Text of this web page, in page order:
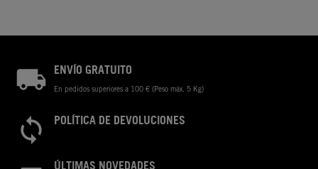
ENVÍO GRATUITO
En pedidos superiores a 100 € (Peso máx. 5 Kg)
POLÍTICA DE DEVOLUCIONES